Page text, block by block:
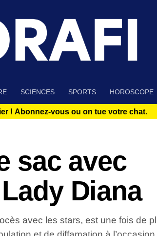
SCIENCES SPORTS HOROSCOPE
! Abonnez-vous ou on tue votre chat.
sac avec
Diana
avec les stars, est une fois de